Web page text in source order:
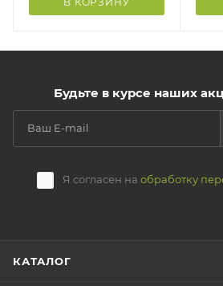
Будьте в курсе наших
Я согласен на обработку
КАТАЛОГ